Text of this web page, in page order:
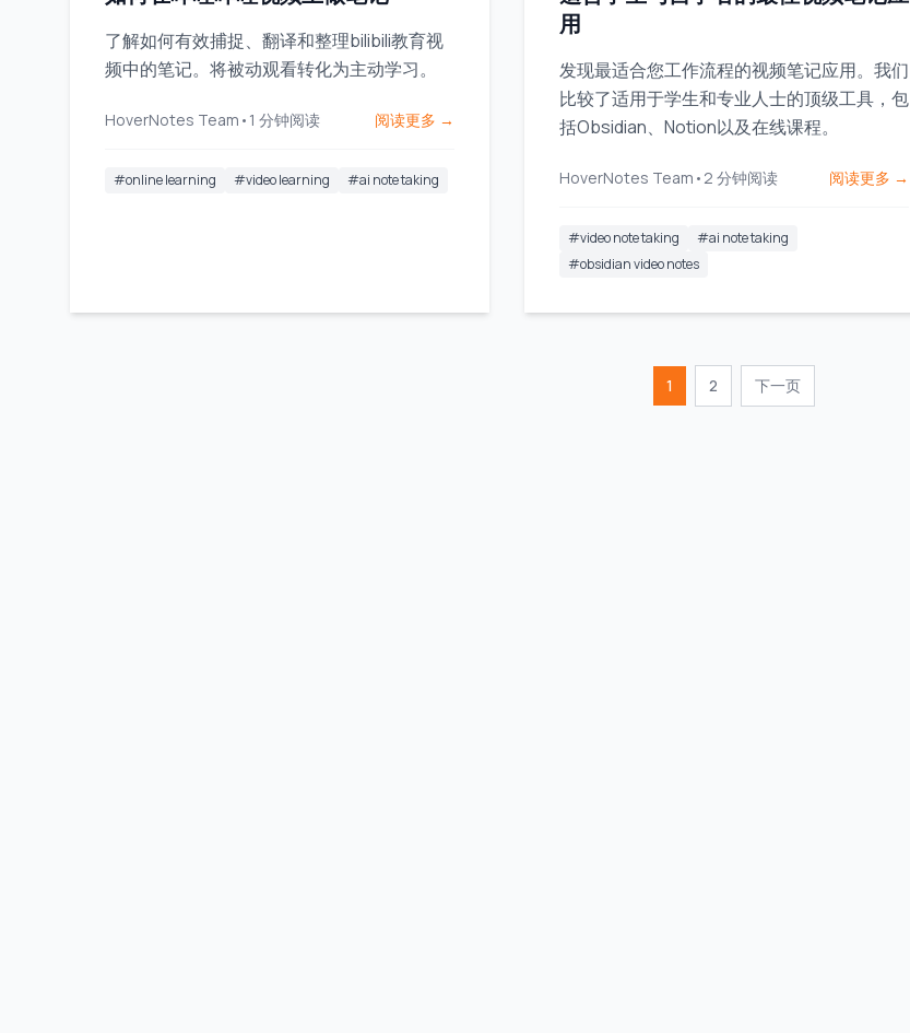
了解如何有效捕捉、翻译和整理bilibili教育视
频中的笔记。将被动观看转化为主动学习。
HoverNotes Team • 1 分钟阅读 阅读更多 →
#online learning #video learning #ai note taking
用
发现最适合您工作流程的视频笔记应用。我们
比较了适用于学生和专业人士的顶级工具，包
括Obsidian、Notion以及在线课程。
HoverNotes Team • 2 分钟阅读 阅读更多 →
#video note taking #ai note taking
#obsidian video notes
1 2 下一页